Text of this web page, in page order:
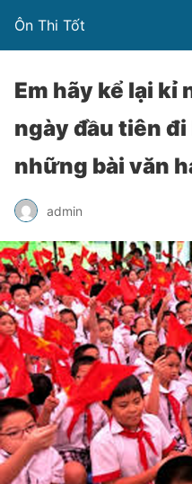
Ôn Thi Tốt
Em hãy kể lại kỉ
ngày đầu tiên đi
những bài văn
admin